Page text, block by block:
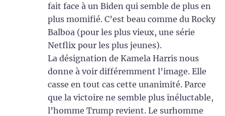
fait face à un Biden qui semble de plus en
plus momifié. C’est beau comme du Rocky
Balboa (pour les plus vieux, une série
Netflix pour les plus jeunes).
La désignation de Kamela Harris nous
donne à voir différemment l’image. Elle
casse en tout cas cette unanimité. Parce
que la victoire ne semble plus inéluctable,
l’homme Trump revient. Le surhomme